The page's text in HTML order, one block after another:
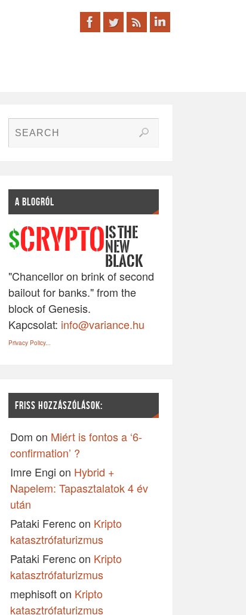
A BLOGRÓL
$CRYPTO IS THE
NEW
BLACK
"Chancellor on brink of second
bailout for banks." from the
block of Genesis.
Kapcsolat: info@variance.hu
Privacy Policy...
FRISS HOZZÁSZÓLÁSOK:
Dom on Miért is fontos a ‘6-
confirmation’ ?
Imre Engi on Hybrid +
Napelem: Tapasztalatok 4 év
után
Pataki Ferencon Kripto
katasztrófaturizmus
Pataki Ferencon Kripto
katasztrófaturizmus
mephisofton Kripto
katasztrófaturizmus